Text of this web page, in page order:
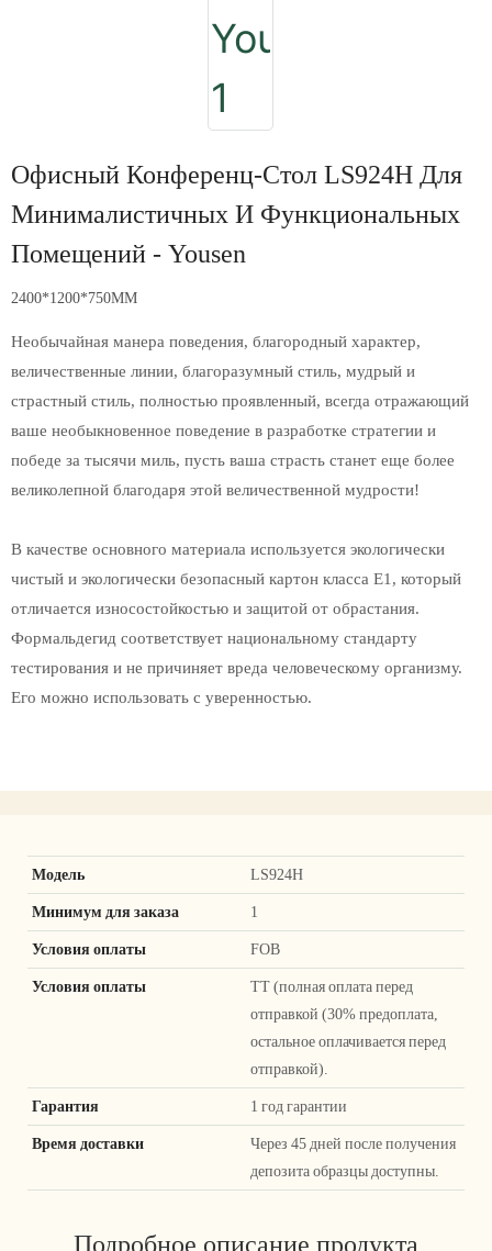
Офисный Конференц-Стол LS924H Для
Минималистичных И Функциональных
Помещений - Yousen
2400*1200*750MM
Необычайная манера поведения, благородный характер,
величественные линии, благоразумный стиль, мудрый и
страстный стиль, полностью проявленный, всегда отражающий
ваше необыкновенное поведение в разработке стратегии и
победе за тысячи миль, пусть ваша страсть станет еще более
великолепной благодаря этой величественной мудрости!
В качестве основного материала используется экологически
чистый и экологически безопасный картон класса E1, который
отличается износостойкостью и защитой от обрастания.
Формальдегид соответствует национальному стандарту
тестирования и не причиняет вреда человеческому организму.
Его можно использовать с уверенностью.
Модель LS924H
Минимум для заказа 1
Условия оплаты FOB
Условия оплаты
ТТ (полная оплата перед
отправкой (30% предоплата,
остальное оплачивается перед
отправкой).
Гарантия 1 год гарантии
Время доставки
Через 45 дней после получения
депозита образцы доступны.
Подробное описание продукта